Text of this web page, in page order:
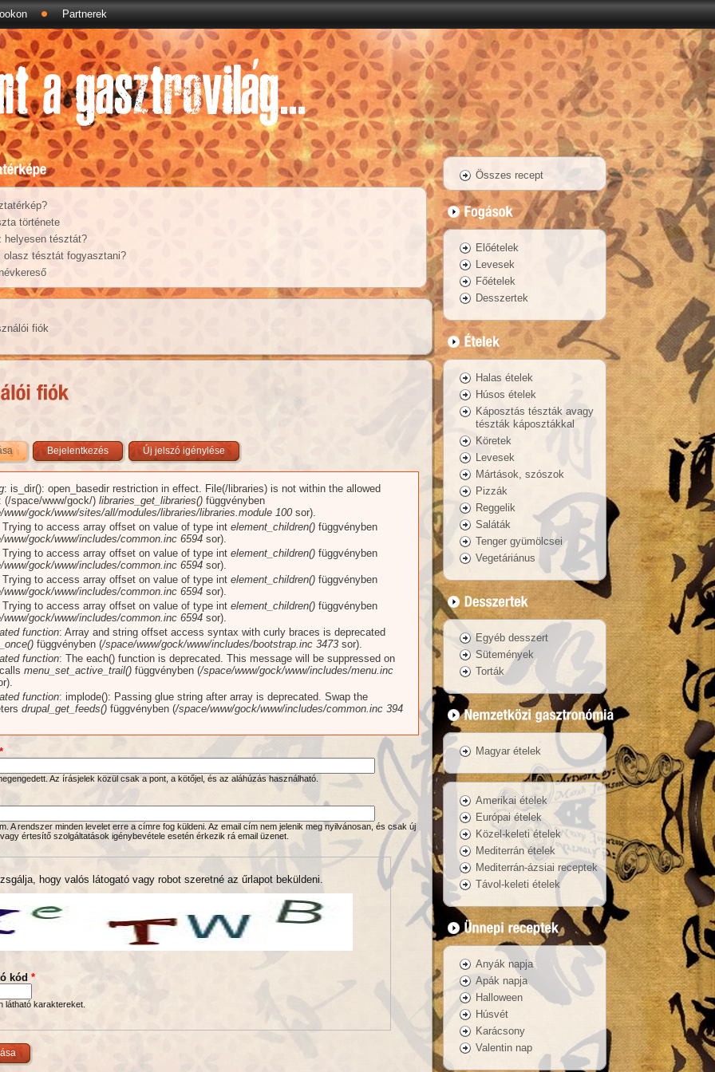
Partnerek
története
helyesen tésztát?
olasz tésztát fogyasztani?
fiók
(aktív fül)Bejelentkezés Új jelszó igénylése
: is_dir(): open_basedir restriction in effect. File(/libraries) is not within the allowed
(/space/www/gock/) libraries_get_libraries() függvényben
www/gock/www/sites/all/modules/libraries/libraries.module 100 sor).
Trying to access array offset on value of type int element_children() függvényben
www/gock/www/includes/common.inc 6594 sor).
Trying to access array offset on value of type int element_children() függvényben
www/gock/www/includes/common.inc 6594 sor).
Trying to access array offset on value of type int element_children() függvényben
www/gock/www/includes/common.inc 6594 sor).
Trying to access array offset on value of type int element_children() függvényben
www/gock/www/includes/common.inc 6594 sor).
function: Array and string offset access syntax with curly braces is deprecated
függvényben (/space/www/gock/www/includes/bootstrap.inc 3473 sor).
function: The each() function is deprecated. This message will be suppressed on
menu_set_active_trail() függvényben (/space/www/gock/www/includes/menu.inc
function: implode(): Passing glue string after array is deprecated. Swap the
drupal_get_feeds() függvényben (/space/www/gock/www/includes/common.inc 394
*
Az írásjelek közül csak a pont, a kötőjel, és az aláhúzás használható.
A rendszer minden levelet erre a címre fog küldeni. Az email cím nem jelenik meg nyilvánosan, és csak új
értesítő szolgáltatások igénybevétele esetén érkezik rá email üzenet.
hogy valós látogató vagy robot szeretné az űrlapot beküldeni.
kód *
látható karaktereket.
Összes recept
Előételek
Levesek
Főételek
Desszertek
Halas ételek
Húsos ételek
Káposztás tészták avagy
tészták káposztákkal
Köretek
Levesek
Mártások, szószok
Pizzák
Reggelik
Saláták
Tenger gyümölcsei
Vegetáriánus
Egyéb desszert
Sütemények
Torták
Magyar ételek
Amerikai ételek
Európai ételek
Közel-keleti ételek
Mediterrán ételek
Mediterrán-ázsiai receptek
Távol-keleti ételek
Anyák napja
Apák napja
Halloween
Húsvét
Karácsony
Valentin nap